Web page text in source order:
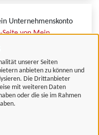
unserer Seiten
anbieten zu können und
Die Drittanbieter
mit weiteren Daten
oder die sie im Rahmen
Unternehmenskonto
Seite von Mein